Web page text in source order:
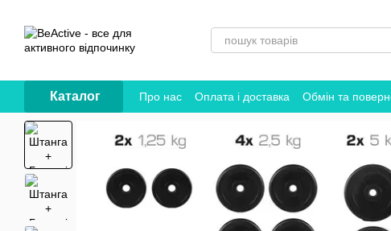
Каталог Про нас Оплата і доставка Обмін та